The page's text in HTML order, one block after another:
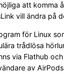
att komma
vill ändra på
för Linux
trådlösa
via Flathub
av